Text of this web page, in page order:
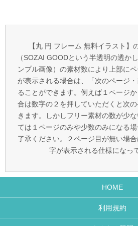
【丸 円 フレーム 無料イラスト】
（SOZAI GOODという半透明の透か
ンプル画像）の素材数により上部にペ
が表示される場合は、「次のページ
ることができます。例えば１ページ
合は数字の２を押していただくと次
きます。しかしフリー素材の数が少
ては１ページのみや少数のみになる
了承ください。２ページ目が無い場
字が表示される仕様になっ
HOME
利用規約